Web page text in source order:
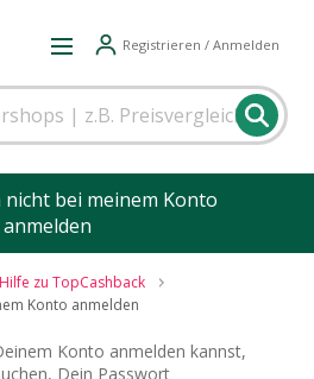
Registrieren / Anmelden
nicht bei meinem Konto
anmelden
zu TopCashback
Konto anmelden
Konto anmelden kannst,
Dein Passwort